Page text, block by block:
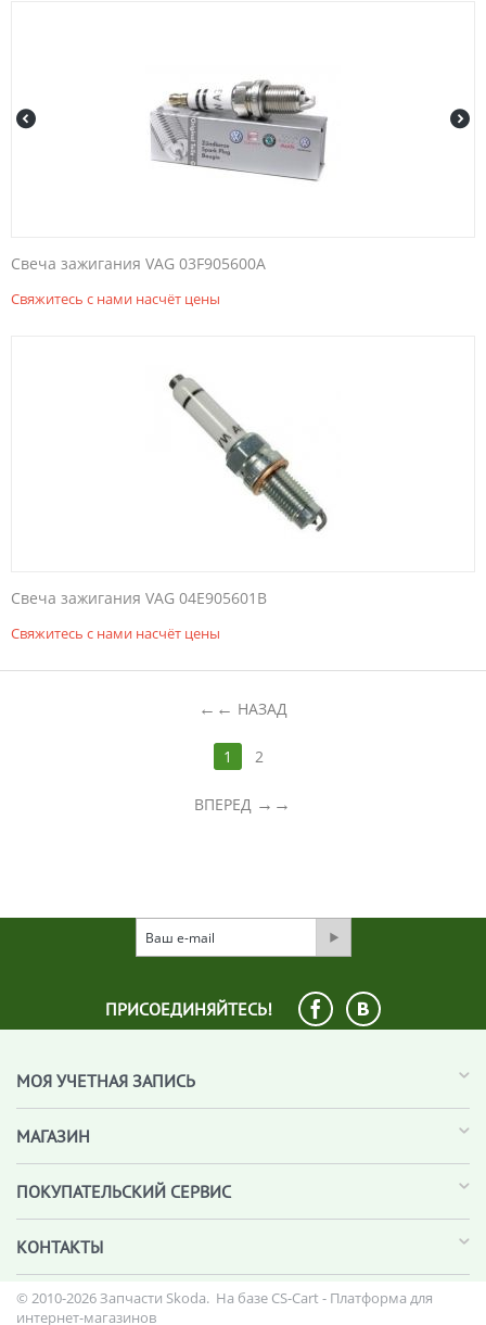
Свеча зажигания VAG 03F905600A
Свяжитесь с нами насчёт цены
Свеча зажигания VAG 04E905601B
Свяжитесь с нами насчёт цены
← НАЗАД
1 2
ВПЕРЕД →
ПРИСОЕДИНЯЙТЕСЬ!
МОЯ УЧЕТНАЯ ЗАПИСЬ
МАГАЗИН
ПОКУПАТЕЛЬСКИЙ СЕРВИС
КОНТАКТЫ
© 2010-2026 Запчасти Skoda. На базе CS-Cart - Платформа для
интернет-магазинов